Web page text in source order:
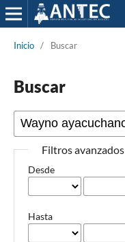
Inicio / Buscar
Buscar
Filtros avanzados
Desde
Hasta